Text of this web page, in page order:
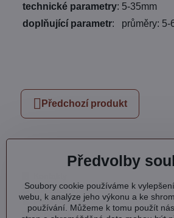
technické parametry: 5-35mm
doplňující parametr: průměry: 5-
Předchozí produkt
Otevírací doba
Profil
Facebook
Předvolby
Soubory cookie používáme k
webu, k analýze jeho výkonu a ke
používání. Můžeme k tomu použít